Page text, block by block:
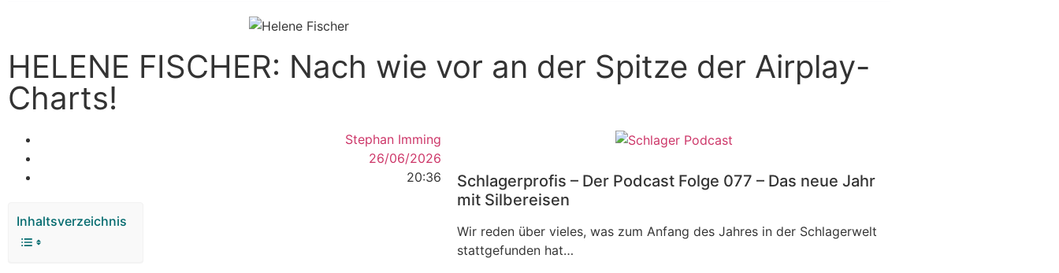
HELENE FISCHER: Nach wie vor an der Spitze der Airplay-
Charts!
Stephan Imming
26/06/2026
20:36
Inhaltsverzeichnis
Schlagerprofis – Der Podcast Folge 077 – Das neue Jahr
mit Silbereisen
Wir reden über vieles, was zum Anfang des Jahres in der Schlagerwelt
stattgefunden hat…